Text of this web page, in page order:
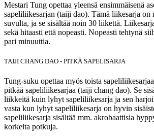
Mestari Tung opettaa yleensä ensimmäisenä
sapeliliikesarjan (taiji dao). Tämä liikesarja on
suvulta, ja se sisältää noin 30 liikettä.
sekä hitaasti että nopeasti. Nopeasti tehtynä
pari minuuttia.
TAIJI CHANG DAO - PITKÄ SAPELISARJA
Tung-suku opettaa myös toista
pitkää sapeliliikesarjaa (taiji chang dao). Se
liikkeitä kuin lyhyt sapeliliikesarja ja sen
vasta kun lyhyt sapeliliikesarja on hyvin
sapeliliikesarja sisältää mm. akrobaattisia
korkeita potkuja.